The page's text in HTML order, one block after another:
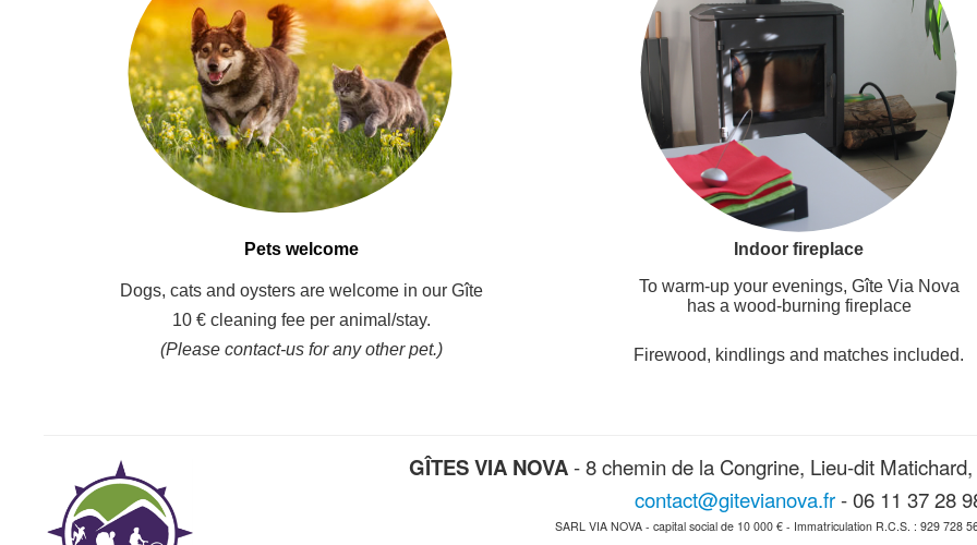
Pets welcome Indoor fireplace
Dogs, cats and oysters are welcome in our Gîte
10 € cleaning fee per animal/stay.
(Please contact-us for any other pet.)
To warm-up your evenings, Gîte Via Nova
has a wood-burning fireplace
Firewood, kindlings and matches included.
GÎTES VIA NOVA- 8 chemin de la Congrine, Lieu-dit
contact@gitevianova.fr- 06 11 37 28
SARL VIA NOVA - capital social de 10 000 € - Immatriculation R.C.S. : 929 728